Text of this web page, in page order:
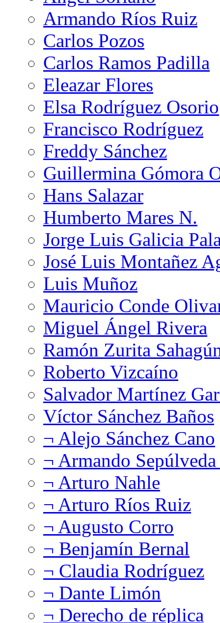
Armando Ríos Ruiz
Carlos Pozos
Carlos Ramos Padilla
Eleazar Flores
Elsa Rodríguez Osorio
Francisco Rodríguez
Freddy Sánchez
Guillermina Gómora
Hans Salazar
Humberto Mares N.
Jorge Luis Galicia
José Luis Montañez
Luis Muñoz
Mauricio Conde
Miguel Ángel Rivera
Ramón Zurita
Roberto Vizcaíno
Salvador Martínez
Víctor Sánchez Baños
¬ Alejo Sánchez Cano
¬ Armando
¬ Arturo Nahle
¬ Arturo Ríos Ruiz
¬ Augusto Corro
¬ Benjamín Bernal
¬ Claudia Rodríguez
¬ Dante Limón
¬ Derecho de réplica